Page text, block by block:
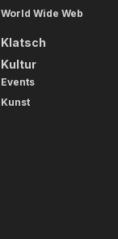
World Wide Web
Klatsch
Kultur
Events
Kunst